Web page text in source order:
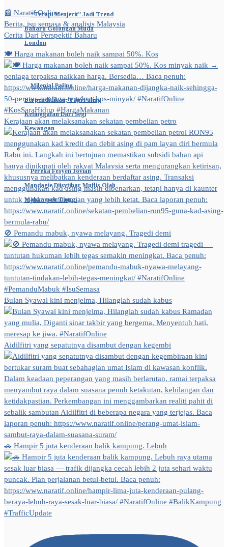
“Terapi Menjerit” Jadi Trend
Baharu Golongan Muda
London
Milenial Paling
Berpendidikan, Tapi Paling
Ketinggalan Dari Segi
Kewangan
Pereka Fesyen Jovian
Mandagie Diisytihar Muflis Oleh
Mahkamah Tinggi
📰 Naratif Online
Berita, isu semasa & analisis Malaysia
Cerita Dari Perspektif Baharu
🍽️ Harga makanan boleh naik sampai 50%. Kos
Kerajaan akan melaksanakan sekatan pembelian petro
🚫 Pemandu mabuk, nyawa melayang. Tragedi demi
Bulan Syawal kini menjelma, Hilanglah sudah kabus
Aidilfitri yang sepatutnya disambut dengan kegembi
🚗 Hampir 5 juta kenderaan balik kampung. Lebuh